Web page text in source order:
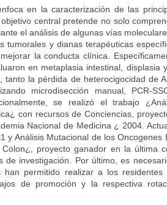
en la caracterización de las
central pretende no solo
el análisis de algunas vías
tumorales y dianas terapéuticas
la conducta clínica.
en metaplasia intestinal, displasia
la pérdida de heterocigocidad de
microdisección manual, PCR-
se realizó el trabajo
con recursos de Conciencias,
Nacional de Medicina ¿ 2004.
y Análisis Mutacional de los Oncogenes
proyecto ganador en la última
de investigación. Por último, es
han permitido realizar a los
de promoción y la respectiva